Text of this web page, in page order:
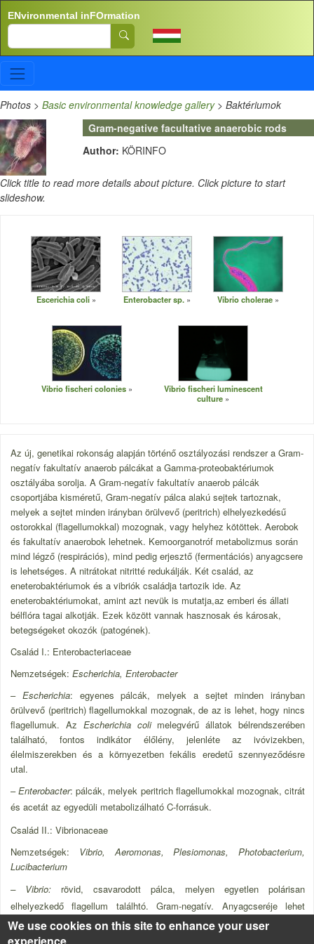
ENvironmental inFOrmation
Search
Photos > Basic environmental knowledge gallery> Baktériumok
Gram-negative facultative anaerobic rods
Author: KÖRINFO
Click title to read more details about picture. Click picture to start
slideshow.
Escerichia coli Enterobacter sp. Vibrio cholerae
Vibrio fischeri colonies
Vibrio fischeri luminescent
culture
Az új, genetikai rokonság alapján történő osztályozási rendszer a Gram-
negatív fakultatív anaerob pálcákat a Gamma-proteobaktériumok
osztályába sorolja. A Gram-negatív fakultatív anaerob pálcák
csoportjába kisméretű, Gram-negatív pálca alakú sejtek tartoznak,
melyek a sejtet minden irányban örülvevő (peritrich) elhelyezkedésű
ostorokkal (flagellumokkal) mozognak, vagy helyhez kötöttek. Aerobok
és fakultatív anaerobok lehetnek. Kemoorganotróf metabolizmus során
mind légző (respirációs), mind pedig erjesztő (fermentációs) anyagcsere
is lehetséges. A nitrátokat nitritté redukálják. Két család, az
eneterobaktériumok és a vibriók családja tartozik ide. Az
eneterobaktériumokat, amint azt nevük is mutatja,az emberi és állati
bélflóra tagai alkotják. Ezek között vannak hasznosak és károsak,
betegségeket okozók (patogének).
Család I.: Enterobacteriaceae
Nemzetségek: Escherichia, Enterobacter
– Escherichia: egyenes pálcák, melyek a sejtet minden irányban
örülvevő (peritrich) flagellumokkal mozognak, de az is lehet, hogy nincs
flagellumuk. Az Escherichia colimelegvérű állatok bélrendszerében
található, fontos indikátor élőlény, jelenléte az ivóvizekben,
élelmiszerekben és a környezetben fekális eredetű szennyeződésre
utal.
–Enterobacter: pálcák, melyek peritrich flagellumokkal mozognak, citrát
és acetát az egyedüli metabolizálható C-forrásuk.
Család II.: Vibrionaceae
Nemzetségek: Vibrio, Aeromonas, Plesiomonas, Photobacterium,
Lucibacterium
– Vibrio: rövid, csavarodott pálca, melyen egyetlen polárisan
elhelyezkedő flagellum találhtó. Gram-negatív. Anyagcseréje lehet
fermentatív vagy oxidatív is. Fakultatív anaerob. AVibrio fischeri
ökotoxikológiai tesztekben tesztorganizmusként alkalmazzák.
We use cookies on this site to enhance your user